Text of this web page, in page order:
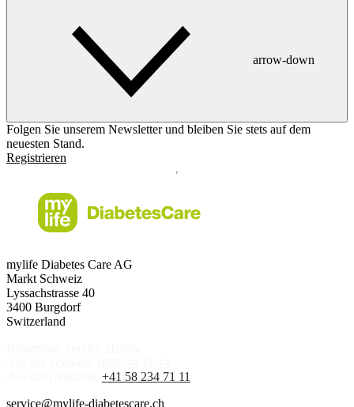
arrow-down
Folgen Sie unserem Newsletter und bleiben Sie stets auf dem
neuesten Stand.
Registrieren
mylife Diabetes Care AG
Markt Schweiz
Lyssachstrasse 40
3400 Burgdorf
Switzerland
+41 58 234 71 11
service@mylife-diabetescare.ch